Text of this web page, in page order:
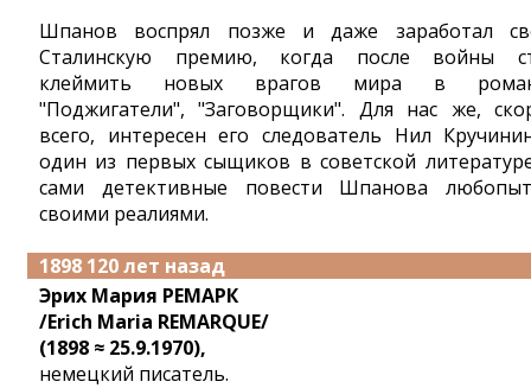
Шпанов воспрял позже и даже заработал
Сталинскую премию, когда после войны
клеймить новых врагов мира в
"Поджигатели", "Заговорщики". Для нас же,
всего, интересен его следователь Нил
один из первых сыщиков в советской
сами детективные повести Шпанова
своими реалиями.
1898 120 лет назад
Эрих Мария РЕМАРК
/Erich Maria REMARQUE/
(1898 ≈ 25.9.1970),
немецкий писатель.